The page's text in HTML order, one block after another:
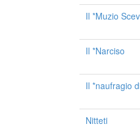
Il *Muzio
Il *Narciso
Il *naufragio
Nitteti